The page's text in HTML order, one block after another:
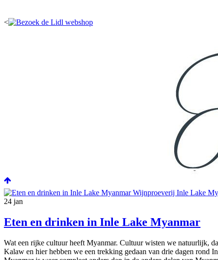
<
24 jan
Eten en drinken in Inle Lake Myanmar
Wat een rijke cultuur heeft Myanmar. Cultuur wisten we natuurlijk,
Kalaw en hier hebben we een trekking gedaan van drie dagen rond